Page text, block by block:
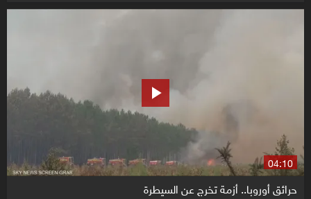
04:10
حرائق أوروبا.. أزمة تخرج عن السيطرة